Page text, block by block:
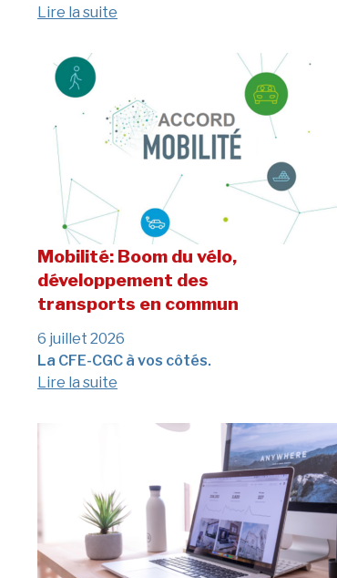
Lire la suite
Mobilité: Boom du vélo,
développement des
transports en commun
6 juillet 2026
La CFE-CGC à vos côtés.
Lire la suite
DUMAS
Toulouse
Toulouse